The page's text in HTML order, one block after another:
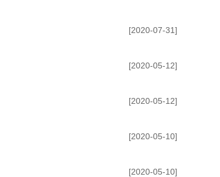
[2020-07-31]
[2020-05-12]
[2020-05-12]
[2020-05-10]
[2020-05-10]